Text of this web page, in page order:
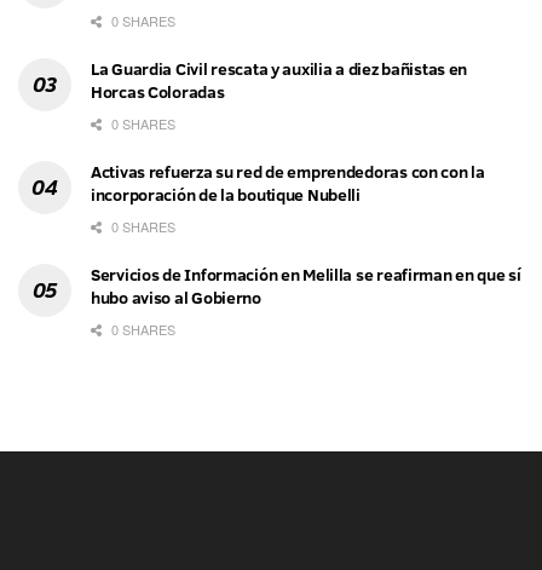
0 SHARES
La Guardia Civil rescata y auxilia a diez bañistas en
Horcas Coloradas
0 SHARES
Activas refuerza su red de emprendedoras con con la
incorporación de la boutique Nubelli
0 SHARES
Servicios de Información en Melilla se reafirman en que sí
hubo aviso al Gobierno
0 SHARES